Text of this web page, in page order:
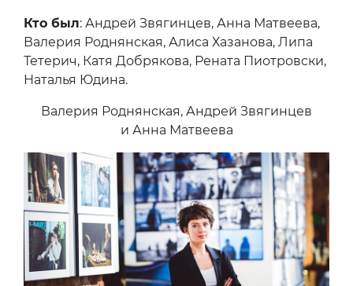
Кто был: Андрей Звягинцев, Анна Матвеева,
Валерия Роднянская, Алиса Хазанова, Липа
Тетерич, Катя Добрякова, Рената Пиотровски,
Наталья Юдина.
Валерия Роднянская, Андрей Звягинцев
и Анна Матвеева